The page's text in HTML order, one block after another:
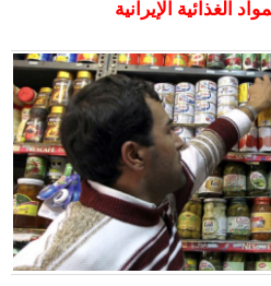
الغذائية الإيرانية